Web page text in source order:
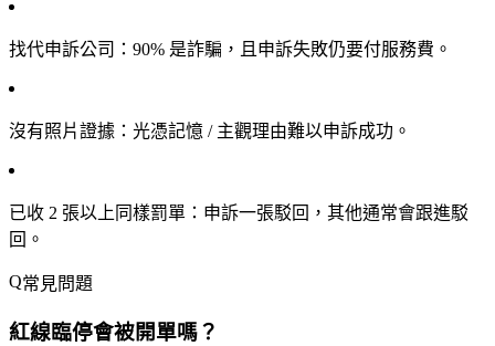
找代申訴公司 ：90% 是詐騙，且申訴失敗仍要付服務費。
沒有照片證據 ：光憑記憶 / 主觀理由難以申訴成功。
已收 2 張以上同樣罰單 ：申訴一張駁回，其他通常會跟進駁
回。
常見問題
紅線臨停會被開單嗎？